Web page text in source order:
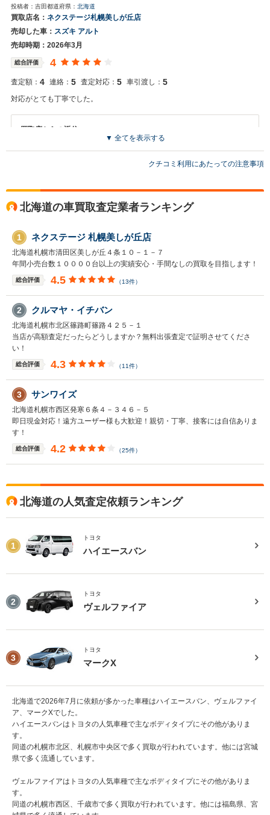
TAK様 即日持ち込みご対応ありがとうございました 書類もその日に揃
えていただきスムーズにご対応出来ました 査定時にも雪が積もってい
たところ 見やすくするために 雪おろしをしていただきありがとうござ
います。 お車売却の機会がまたございましたら当店にご相談ください
投稿者：吉田都道府県： 北海道
買取店名： ネクステージ札幌美しが丘店
売却した車： スズキ アルト
売却時期：2026年3月
総合評価 4
査定額： 4 連絡： 5 査定対応： 5 車引渡し： 5
対応がとても丁寧でした。
買取店からの返信
お世話になっております。 株式会社ネクステージでございます。 この
ております。
▼ 全てを表示する
クチコミ利用にあたっての注意事項
北海道の車買取査定業者ランキング
1 ネクステージ 札幌美しが丘店
北海道札幌市清田区美しが丘４条１０－１－７
年間小売台数１００００台以上の実績安心・手間なしの買取を目指します！
総合評価 4.5 （13件）
2 クルマヤ・イチバン
北海道札幌市北区篠路町篠路４２５－１
当店が高額査定だったらどうしますか？無料出張査定で証明させてくださ
い！
総合評価 4.3 （11件）
3 サンワイズ
北海道札幌市西区発寒６条４－３４６－５
即日現金対応！遠方ユーザー様も大歓迎！親切・丁寧、接客には自信ありま
す！
総合評価 4.2 （25件）
北海道の人気査定依頼ランキング
1
トヨタ
ハイエースバン
2
トヨタ
ヴェルファイア
3
トヨタ
マークX
北海道で2026年7月に依頼が多かった車種はハイエースバン、ヴェルファイ
ア、マークXでした。
ハイエースバンはトヨタの人気車種で主なボディタイプにその他がありま
す。
同道の札幌市北区、札幌市中央区で多く買取が行われています。他には宮城
県で多く流通しています。
ヴェルファイアはトヨタの人気車種で主なボディタイプにその他がありま
す。
同道の札幌市西区、千歳市で多く買取が行われています。他には福島県、宮